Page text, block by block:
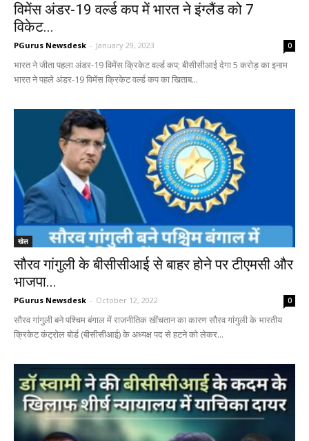
विमेंस अंडर-19 वर्ल्ड कप में भारत ने इंग्लैंड को 7
विकेट...
PGurus Newsdesk - January 29, 2023 0
भारत ने जीता पहला अंडर-19 विमेंस क्रिकेट वर्ल्ड कप; बीसीसीआई देगा 5 करोड़ का इनाम
भारत ने पहले अंडर-19 विमेंस क्रिकेट वर्ल्ड कप का खिताब...
खेल
सौरव गांगुली के बीसीसीआई से बाहर होने पर टीएमसी और
भाजपा...
PGurus Newsdesk - October 12, 2022 0
सौरव गांगुली बने पश्चिम बंगाल में राजनीतिक खींचतान का कारण सौरव गांगुली के भारतीय
क्रिकेट कंट्रोल बोर्ड (बीसीसीआई) के अध्यक्ष पद से हटने को लेकर...